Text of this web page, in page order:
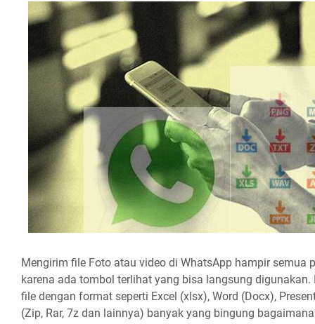
Mengirim file Foto atau video di WhatsApp hampir semua
karena ada tombol terlihat yang bisa langsung
file dengan format seperti Excel (xlsx), Word (Docx),
(Zip, Rar, 7z dan lainnya) banyak yang bingung